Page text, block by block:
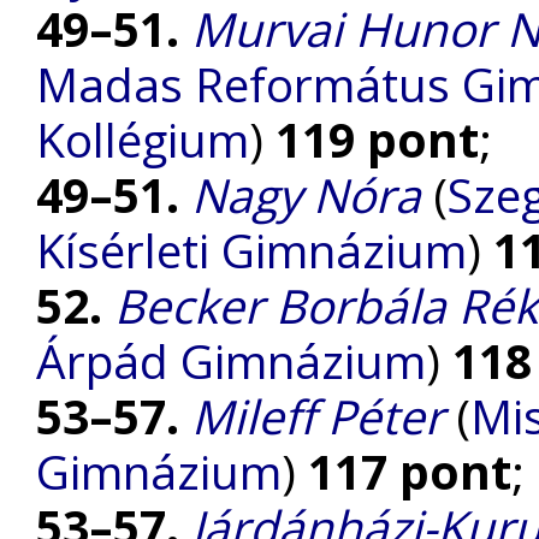
49–51. Murvai Hunor
Madas Református
Kollégium) 119 pont;
49–51. Nagy Nóra(
Kísérleti Gimnázium)
52. Becker Borbála
Árpád Gimnázium)
53–57. Mileff Péter(
Gimnázium) 117 pont;